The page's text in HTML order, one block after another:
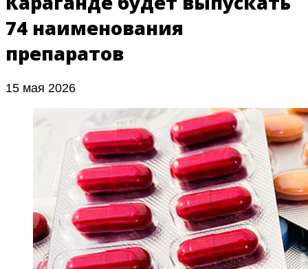
74 наименования
препаратов
15 мая 2026